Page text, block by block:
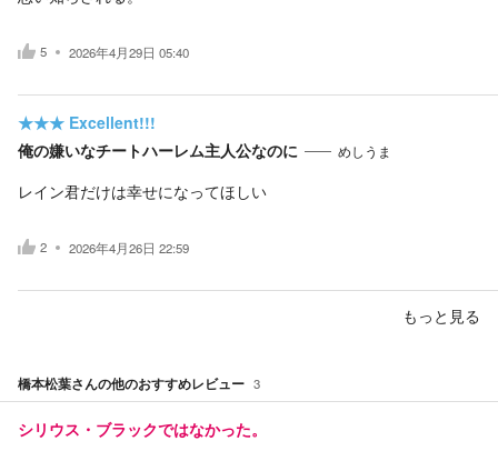
5 2026年4月29日 05:40
★★★ Excellent!!!
俺の嫌いなチートハーレム主人公なのに
めしうま
レイン君だけは幸せになってほしい
2 2026年4月26日 22:59
もっと見る
橋本松葉さんの他のおすすめレビュー 3
シリウス・ブラックではなかった。